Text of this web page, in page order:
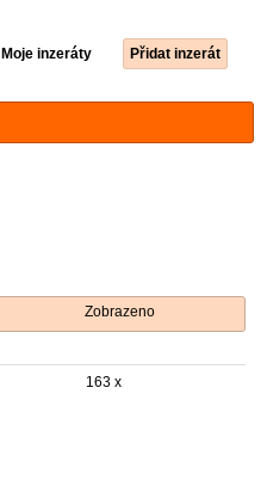
Moje inzeráty Přidat inzerát
Zobrazeno
163 x